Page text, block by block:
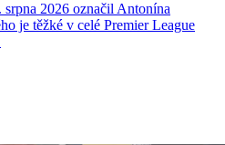
2026 označil Antonína
je těžké v celé Premier League